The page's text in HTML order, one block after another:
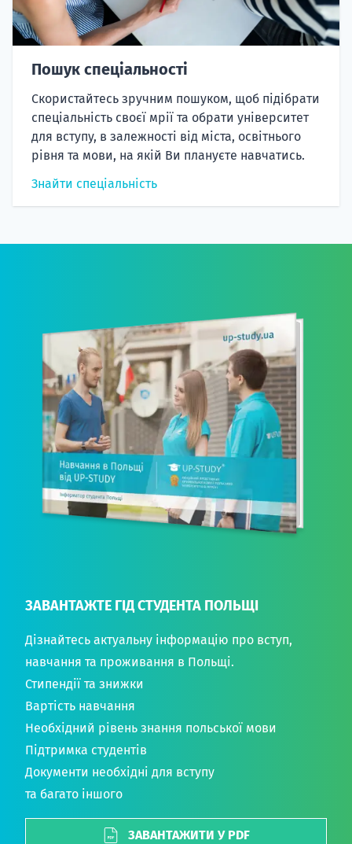
Пошук спеціальності
Скористайтесь зручним пошуком, щоб підібрати
спеціальність своєї мрії та обрати університет
для вступу, в залежності від міста, освітнього
рівня та мови, на якій Ви плануєте навчатись.
Знайти спеціальність
ЗАВАНТАЖТЕ ГІД СТУДЕНТА ПОЛЬЩІ
Дізнайтесь актуальну інформацію про вступ,
навчання та проживання в Польщі.
Стипендії та знижки
Вартість навчання
Необхідний рівень знання польської мови
Підтримка студентів
Документи необхідні для вступу
та багато іншого
ЗАВАНТАЖИТИ У PDF